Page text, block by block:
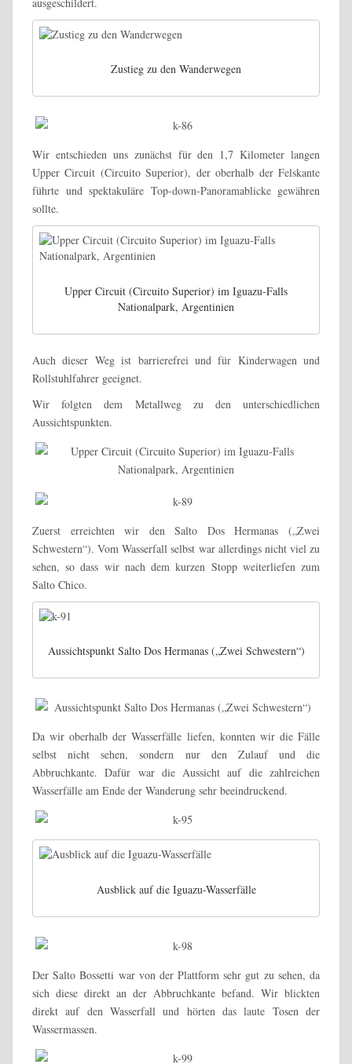
Zustieg zu den Wanderwegen
Wir entschieden uns zunächst für den 1,7 Kilometer langen
Upper Circuit (Circuito Superior), der oberhalb der Felskante
führte und spektakuläre Top-down-Panoramablicke gewähren
sollte.
Upper Circuit (Circuito Superior) im Iguazu-Falls
Nationalpark, Argentinien
Auch dieser Weg ist barrierefrei und für Kinderwagen und
Rollstuhlfahrer geeignet.
Wir folgten dem Metallweg zu den unterschiedlichen
Aussichtspunkten.
Zuerst erreichten wir den Salto Dos Hermanas („Zwei
Schwestern“). Vom Wasserfall selbst war allerdings nicht viel zu
sehen, so dass wir nach dem kurzen Stopp weiterliefen zum
Salto Chico.
Aussichtspunkt Salto Dos Hermanas („Zwei Schwestern“)
Da wir oberhalb der Wasserfälle liefen, konnten wir die Fälle
selbst nicht sehen, sondern nur den Zulauf und die
Abbruchkante. Dafür war die Aussicht auf die zahlreichen
Wasserfälle am Ende der Wanderung sehr beeindruckend.
Ausblick auf die Iguazu-Wasserfälle
Der Salto Bossetti war von der Plattform sehr gut zu sehen, da
sich diese direkt an der Abbruchkante befand. Wir blickten
direkt auf den Wasserfall und hörten das laute Tosen der
Wassermassen.